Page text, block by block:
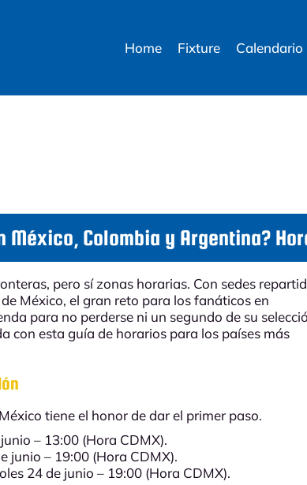
Home Fixture Calendario
México, Colombia y Argentina?
pero sí zonas horarias. Con sedes
México, el gran reto para los fanáticos en
para no perderse ni un segundo de su
con esta guía de horarios para los países más
tiene el honor de dar el primer paso.
– 13:00 (Hora CDMX).
junio – 19:00 (Hora CDMX).
24 de junio – 19:00 (Hora CDMX).